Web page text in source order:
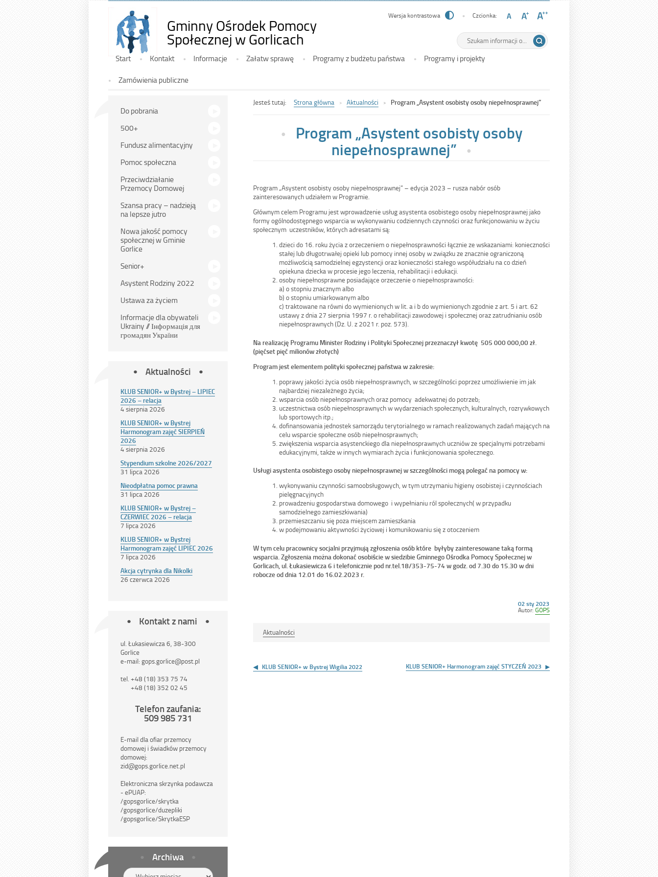
Gminny Ośrodek Pomocy
Społecznej w Gorlicach
Program
„Asystent
niepełnosprawnej”
Wersja kontrastowa Czcionka:
Wyszukiwarka
Tutaj
wpisz
szukaną
frazę:
Górne
Start Kontakt Informacje Załatw sprawę Programy z budżetu państwa
Programy i projekty
Zamówienia publiczne
skróty
Do pobrania
500+
Fundusz alimentacyjny
Pomoc społeczna
Przeciwdziałanie
Przemocy Domowej
Szansa pracy – nadzieją
na lepsze jutro
Nowa jakość pomocy
społecznej w Gminie
Gorlice
Senior+
Asystent Rodziny 2022
Ustawa za życiem
Informacje dla obywateli
Ukrainy // Інформація для
громадян України
Aktualności
KLUB SENIOR+ w Bystrej – LIPIEC
2026 – relacja
4 sierpnia 2026
KLUB SENIOR+ w Bystrej
Harmonogram zajęć SIERPIEŃ
2026
4 sierpnia 2026
Stypendium szkolne 2026/2027
31 lipca 2026
Nieodpłatna pomoc prawna
31 lipca 2026
KLUB SENIOR+ w Bystrej –
CZERWIEC 2026 – relacja
7 lipca 2026
KLUB SENIOR+ w Bystrej
Harmonogram zajęć LIPIEC 2026
7 lipca 2026
Akcja cytrynka dla Nikolki
26 czerwca 2026
Kontakt z nami
ul. Łukasiewicza 6, 38-300
Gorlice
e-mail: gops.gorlice@post.pl
tel. +48 (18) 353 75 74
+48 (18) 352 02 45
Telefon zaufania:
509 985 731
E-mail dla ofiar przemocy
domowej i świadków przemocy
domowej:
zid@gops.gorlice.net.pl
Elektroniczna skrzynka podawcza
- ePUAP:
/gopsgorlice/skrytka
/gopsgorlice/duzepliki
/gopsgorlice/SkrytkaESP
Archiwa
Archiwa
Jesteś tutaj: Strona główna Aktualności Program „Asystent osobisty osoby niepełnosprawnej”
Program „Asystent osobisty osoby
niepełnosprawnej”
Program „Asystent osobisty osoby niepełnosprawnej” – edycja 2023 – rusza nabór osób
zainteresowanych udziałem w Programie.
Głównym celem Programu jest wprowadzenie usług asystenta osobistego osoby niepełnosprawnej jako
formy ogólnodostępnego wsparcia w wykonywaniu codziennych czynności oraz funkcjonowaniu w życiu
społecznym uczestników, których adresatami są:
dzieci do 16. roku życia z orzeczeniem o niepełnosprawności łącznie ze wskazaniami: konieczności
stałej lub długotrwałej opieki lub pomocy innej osoby w związku ze znacznie ograniczoną
możliwością samodzielnej egzystencji oraz konieczności stałego współudziału na co dzień
opiekuna dziecka w procesie jego leczenia, rehabilitacji i edukacji.
osoby niepełnosprawne posiadające orzeczenie o niepełnosprawności:
a) o stopniu znacznym albo
b) o stopniu umiarkowanym albo
c) traktowane na równi do wymienionych w lit. a i b do wymienionych zgodnie z art. 5 i art. 62
ustawy z dnia 27 sierpnia 1997 r. o rehabilitacji zawodowej i społecznej oraz zatrudnianiu osób
niepełnosprawnych (Dz. U. z 2021 r. poz. 573).
Na realizację Programu Minister Rodziny i Polityki Społecznej przeznaczył kwotę 505 000 000,00 zł.
(pięćset pięć milionów złotych)
Program jest elementem polityki społecznej państwa w zakresie:
poprawy jakości życia osób niepełnosprawnych, w szczególności poprzez umożliwienie im jak
najbardziej niezależnego życia;
wsparcia osób niepełnosprawnych oraz pomocy adekwatnej do potrzeb;
uczestnictwa osób niepełnosprawnych w wydarzeniach społecznych, kulturalnych, rozrywkowych
lub sportowych itp.;
dofinansowania jednostek samorządu terytorialnego w ramach realizowanych zadań mających na
celu wsparcie społeczne osób niepełnosprawnych;
zwiększenia wsparcia asystenckiego dla niepełnosprawnych uczniów ze specjalnymi potrzebami
edukacyjnymi, także w innych wymiarach życia i funkcjonowania społecznego.
Usługi asystenta osobistego osoby niepełnosprawnej w szczególności mogą polegać na pomocy w:
wykonywaniu czynności samoobsługowych, w tym utrzymaniu higieny osobistej i czynnościach
pielęgnacyjnych
prowadzeniu gospodarstwa domowego i wypełnianiu ról społecznych( w przypadku
samodzielnego zamieszkiwania)
przemieszczaniu się poza miejscem zamieszkania
w podejmowaniu aktywności życiowej i komunikowaniu się z otoczeniem
W tym celu pracownicy socjalni przyjmują zgłoszenia osób które byłyby zainteresowane taką formą
wsparcia. Zgłoszenia można dokonać osobiście w siedzibie Gminnego Ośrodka Pomocy Społecznej w
Gorlicach, ul. Łukasiewicza 6 i telefonicznie pod nr.tel.18/353-75-74 w godz. od 7.30 do 15.30 w dni
robocze od dnia 12.01 do 16.02.2023 r.
Opublikowano
w
02 sty 2023
Autor: GOPS
Aktualności
wpisu
KLUB SENIOR+ w Bystrej Wigilia 2022 KLUB SENIOR+ Harmonogram zajęć STYCZEŃ 2023